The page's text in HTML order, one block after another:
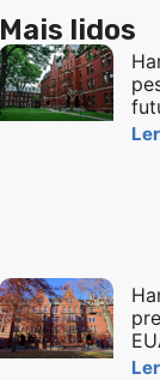
Mais lidos